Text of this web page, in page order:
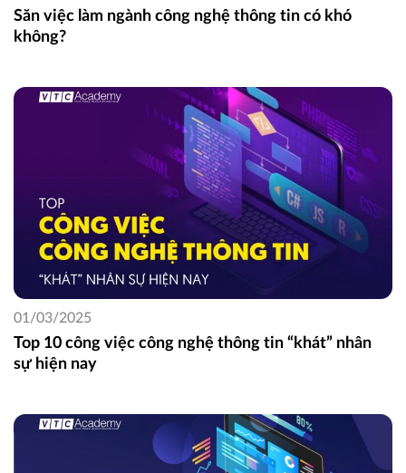
Săn việc làm ngành công nghệ thông tin có khó
không?
Top 10 công việc công nghệ thông tin “khát” nhân
sự hiện nay
01/03/2025